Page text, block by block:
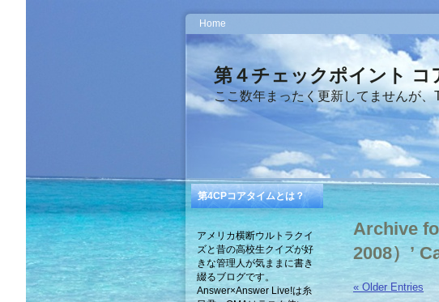
Home
第４チェックポイント コ
ここ数年まったく更新してませんが、
第4CPコアタイムとは？
アメリカ横断ウルトラクイ
ズと昔の高校生クイズが好
きな管理人が気ままに書き
綴るブログです。
Answer×Answer Live!は糸
Archive
2008）’
« Older Entries